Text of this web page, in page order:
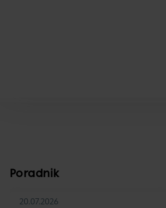
Poradnik
20.07.2026